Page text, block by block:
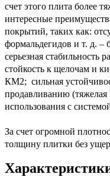
счет этого плита более
интересные
покрытий, таких как:
формальдегидов и т. д. –
серьезная стабильность
стойкость к щелочам и
КМ2; сильная
продавливанию (тяжелая
использования с
За счет огромной
толщину плитки без